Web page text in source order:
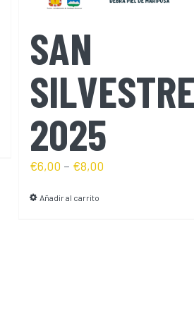
SAN
SILVESTRE
2025
€6,00 – €8,00
Añadir al carrito